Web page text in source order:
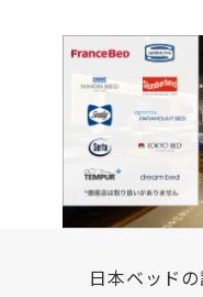
日本ベッド